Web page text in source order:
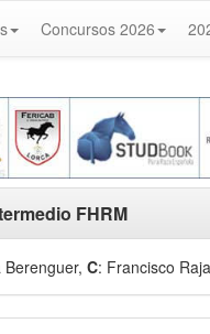
Concursos 2026
FHRM
Berenguer, C: Francisco